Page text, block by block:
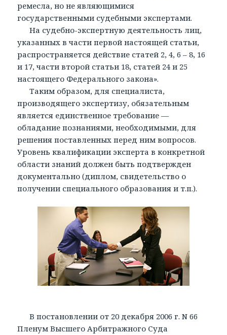
ремесла, но не являющимися
государственными судебными экспертами.
На судебно-экспертную деятельность лиц,
указанных в части первой настоящей статьи,
распространяется действие статей 2, 4, 6 – 8, 16
и 17, части второй статьи 18, статей 24 и 25
настоящего Федерального закона».
Таким образом, для специалиста,
производящего экспертизу, обязательным
является единственное требование —
обладание познаниями, необходимыми, для
решения поставленных перед ним вопросов.
Уровень квалификации эксперта в конкретной
области знаний должен быть подтвержден
документально (диплом, свидетельство о
получении специального образования и т.п.).
В постановлении от 20 декабря 2006 г. N 66
Пленум Высшего Арбитражного Суда